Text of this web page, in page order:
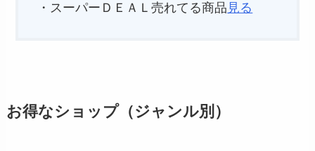
・スーパーＤＥＡＬ売れてる商品 見る
お得なショップ（ジャンル別）